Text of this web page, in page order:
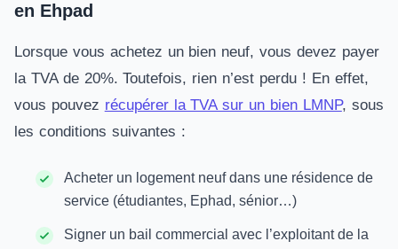
en Ehpad
Lorsque vous achetez un bien neuf, vous devez payer
la TVA de 20%. Toutefois, rien n’est perdu ! En effet,
vous pouvez récupérer la TVA sur un bien LMNP, sous
les conditions suivantes :
Acheter un logement neuf dans une résidence de
service (étudiantes, Ephad, sénior…)
Signer un bail commercial avec l’exploitant de la